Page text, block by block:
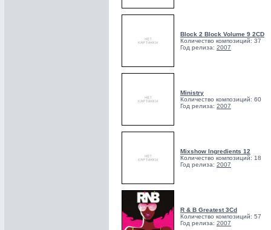
Block 2 Block Volume 9 2CD
Количество композиций: 37
Год релиза: 2007
Ministry
Количество композиций: 60
Год релиза: 2007
Mixshow Ingredients 12
Количество композиций: 18
Год релиза: 2007
R & B Greatest 3Cd
Количество композиций: 57
Год релиза: 2007